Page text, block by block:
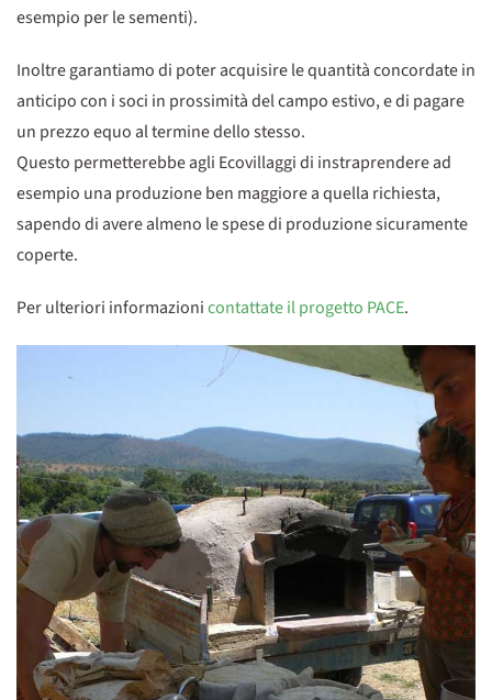
esempio per le sementi).
Inoltre garantiamo di poter acquisire le quantità concordate in
anticipo con i soci in prossimità del campo estivo, e di pagare
un prezzo equo al termine dello stesso.
Questo permetterebbe agli Ecovillaggi di instraprendere ad
esempio una produzione ben maggiore a quella richiesta,
sapendo di avere almeno le spese di produzione sicuramente
coperte.
Per ulteriori informazionicontattate il progetto PACE.